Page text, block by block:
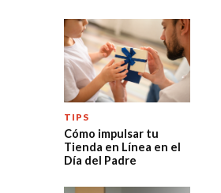
TIPS
Cómo impulsar tu
Tienda en Línea en el
Día del Padre